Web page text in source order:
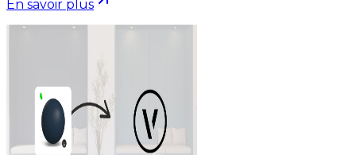
En savoir plus